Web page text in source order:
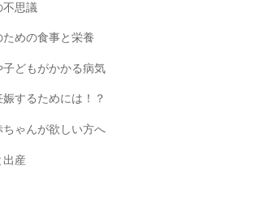
不思議
ための食事と栄養
子どもがかかる病気
するためには！？
ちゃんが欲しい方へ
出産